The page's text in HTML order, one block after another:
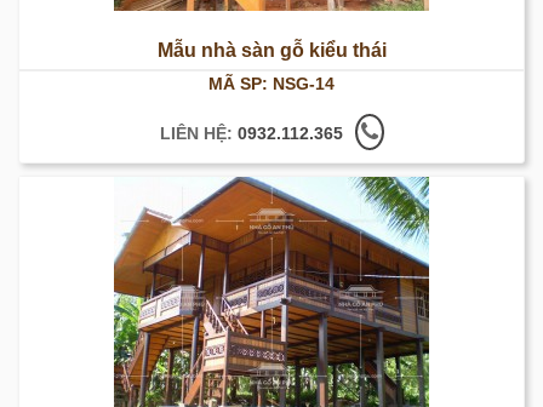
Mẫu nhà sàn gỗ kiểu thái
MÃ SP: NSG-14
LIÊN HỆ: 0932.112.365